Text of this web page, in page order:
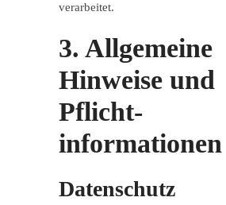
verarbeitet.
3. Allgemeine
Hinweise und
Pflicht­
informationen
Datenschutz